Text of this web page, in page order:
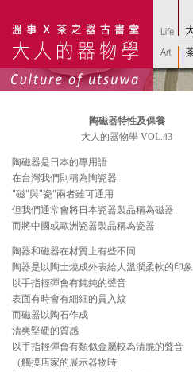
陶磁器特性及保養
大人的器物學 VOL.43
陶磁器是日本的專用語
在台灣我們則稱為陶瓷器
"磁"與"瓷"兩者雖可通用
但我們通常會將日本瓷器製品稱為磁器
而將中國或歐洲瓷器製品稱為瓷器
陶器和磁器在材質上有些不同
陶器是以陶土燒成外表給人溫潤柔軟的印象
以手指輕彈會有鈍鈍的聲音
表面有時會有細細的貫入紋
而磁器以陶石作成
清爽堅硬的質感
以手指輕彈會有類似金屬較為清脆的聲音
（觸摸店家的展示器物時